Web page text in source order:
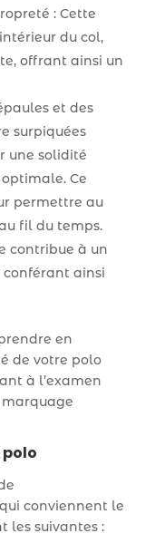
: Cette
du col,
offrant ainsi un
et des
surpiquées
une solidité
Ce
permettre au
fil du temps.
contribue à un
conférant ainsi
en
de votre polo
à l’examen
conviennent le
les suivantes :